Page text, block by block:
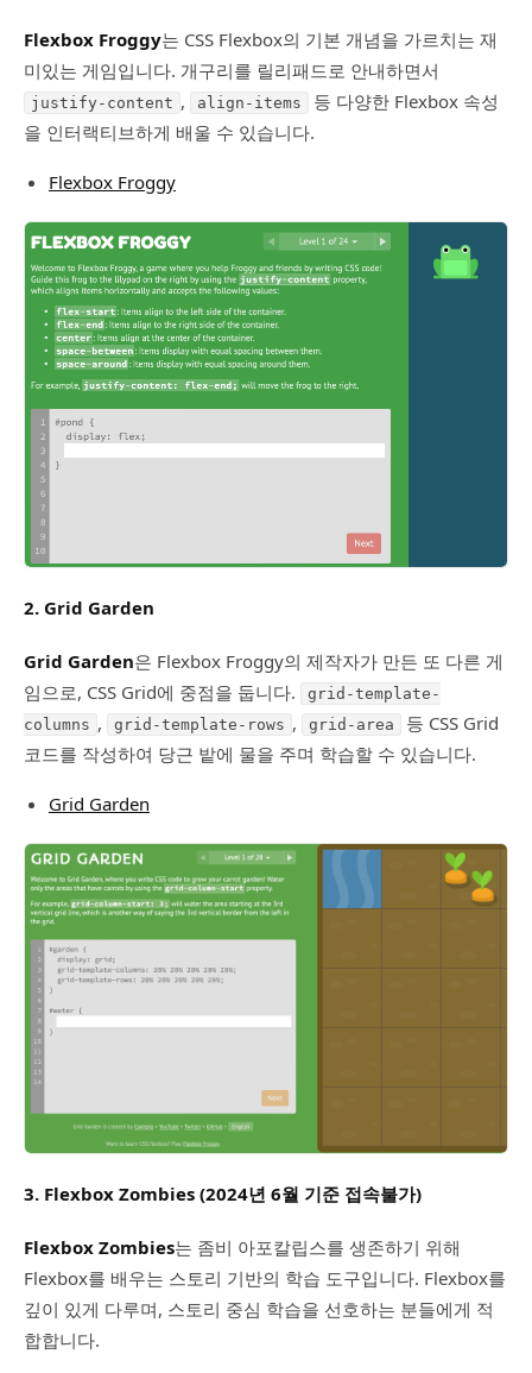
Flexbox Froggy는 CSS Flexbox의 기본 개념을 가르치는 재
미있는 게임입니다. 개구리를 릴리패드로 안내하면서
justify-content , align-items
등 다양한 Flexbox 속성
을 인터랙티브하게 배울 수 있습니다.
Flexbox Froggy
2. Grid Garden
Grid Garden은 Flexbox Froggy의 제작자가 만든 또 다른 게
임으로, CSS Grid에 중점을 둡니다.
grid-template-
columns , grid-template-rows , grid-area
등 CSS Grid
코드를 작성하여 당근 밭에 물을 주며 학습할 수 있습니다.
Grid Garden
3. Flexbox Zombies (2024년 6월 기준 접속불가)
Flexbox Zombies는 좀비 아포칼립스를 생존하기 위해
Flexbox를 배우는 스토리 기반의 학습 도구입니다. Flexbox를
깊이 있게 다루며, 스토리 중심 학습을 선호하는 분들에게 적
합합니다.